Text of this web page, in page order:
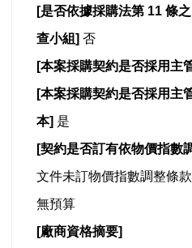
[是否依據採購法第 11 條
查小組] 否
[本案採購契約是否採用主
[本案採購契約是否採用主
本] 是
[契約是否訂有依物價指數
文件未訂物價指數調整條款
無預算
[廠商資格摘要]